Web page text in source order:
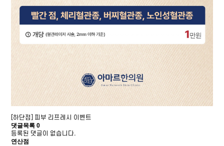
[하단점] 피부 리프레시 이벤트
댓글목록0
등록된 댓글이 없습니다.
연산점